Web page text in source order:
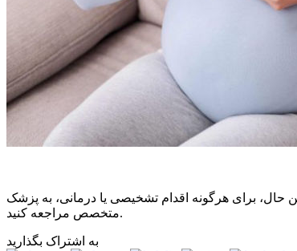
حال، برای هرگونه اقدام تشخیصی یا درمانی، به پزشک
متخصص مراجعه کنید.
به اشتراک بگذارید